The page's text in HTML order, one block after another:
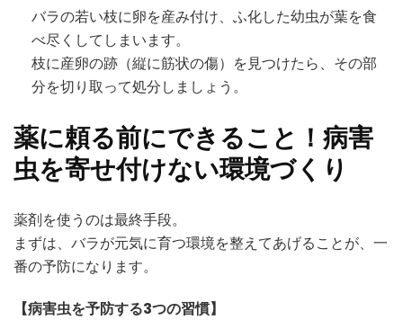
バラの若い枝に卵を産み付け、ふ化した幼虫が葉を食
べ尽くしてしまいます。
枝に産卵の跡（縦に筋状の傷）を見つけたら、その部
分を切り取って処分しましょう。
薬に頼る前にできること！病害
虫を寄せ付けない環境づくり
薬剤を使うのは最終手段。
まずは、バラが元気に育つ環境を整えてあげることが、一
番の予防になります。
【病害虫を予防する3つの習慣】